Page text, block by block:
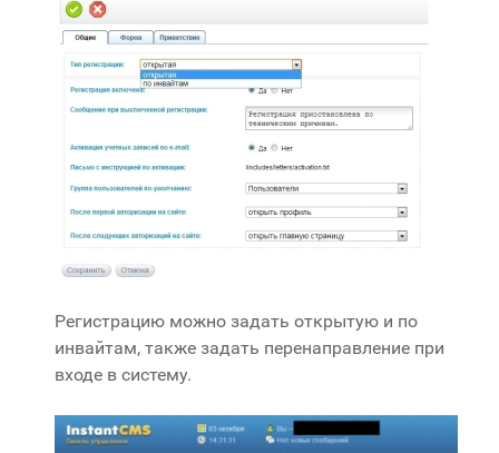
Регистрацию можно задать открытую и по
инвайтам, также задать перенаправление при
входе в систему.